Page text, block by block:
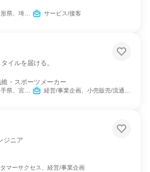
府、兵庫県、福岡県、鹿児島県 サービス/接客
イルを届ける。
・スポーツメーカー
広島県、山口県、徳島県、香川県、愛媛県、高知県、福岡県、佐賀県、長崎県、熊本県、大分県、宮崎県、鹿児島県、沖縄県 経営/事業企画、小売販売/流通、人事、広報/IR、商品企画、マーケティング・広告・宣伝
ジニア
マーサクセス、経営/事業企画